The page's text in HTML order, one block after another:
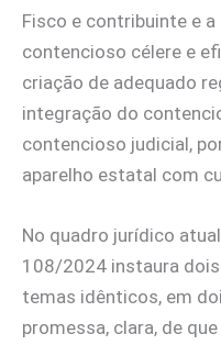
Fisco e contribuinte e
contencioso célere e
criação de adequado
integração do
contencioso judicial,
aparelho estatal com
No quadro jurídico
108/2024 instaura
temas idênticos, em
promessa, clara, de